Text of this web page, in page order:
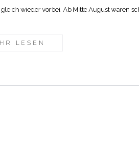
wieder vorbei. Ab Mitte August waren
LESEN